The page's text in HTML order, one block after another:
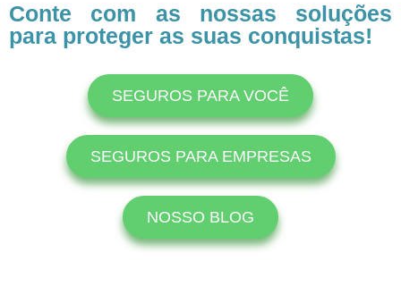
Conte com as nossas soluções
para proteger as suas conquistas!
SEGUROS PARA VOCÊ
SEGUROS PARA EMPRESAS
NOSSO BLOG